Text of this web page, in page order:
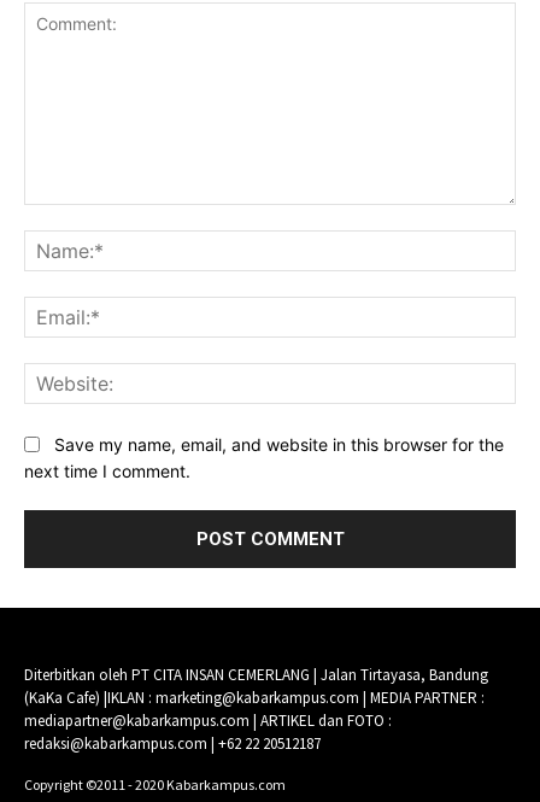
Save my name, email, and website in this browser for the
next time I comment.
Diterbitkan oleh PT CITA INSAN CEMERLANG | Jalan Tirtayasa, Bandung
(KaKa Cafe) |IKLAN : marketing@kabarkampus.com | MEDIA PARTNER :
mediapartner@kabarkampus.com | ARTIKEL dan FOTO :
redaksi@kabarkampus.com | +62 22 20512187
Copyright ©2011 - 2020 Kabarkampus.com